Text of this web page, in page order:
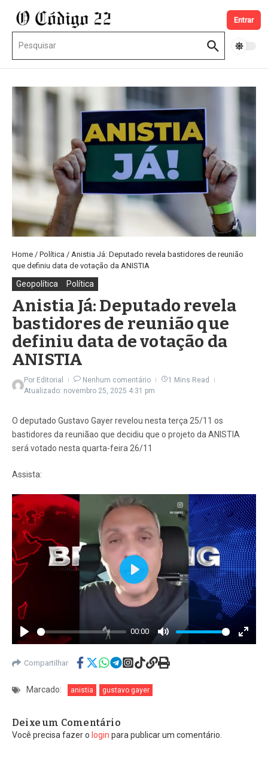
Entrar
Home / Política / Anistia Já: Deputado revela bastidores de reunião
que definiu data de votação da ANISTIA
Geopolítica Política
Anistia Já: Deputado revela
bastidores de reunião que
definiu data de votação da
ANISTIA
Por Editorial Nenhum comentário
1 Mins Read
Atualizado: novembro 25, 2025 4:31 pm
O deputado Gustavo Gayer revelou nesta terça 25/11 os
bastidores da reuniãao que decidiu que o projeto da ANISTIA
será votado nesta quarta-feira 26/11
Assista:
Play
00:00
Mute
Enter
Play
Compartilhar
Marcado: anistia gustavo gayer
Deixe um Comentário
Você precisa fazer o login para publicar um comentário.